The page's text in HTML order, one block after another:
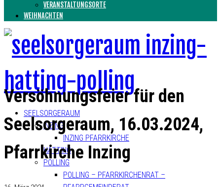
VERANSTALTUNGSORTE
WEIHNACHTEN
SEELSORGERAUM
INZING
INZING PFARRKIRCHE
HATTING
POLLING
POLLING – PFARRKIRCHENRAT –
Versöhnungsfeier für den
Seelsorgeraum, 16.03.2024,
Pfarrkirche Inzing